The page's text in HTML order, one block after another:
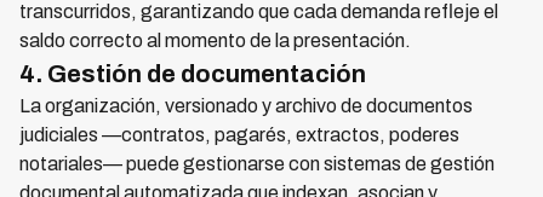
transcurridos, garantizando que cada demanda refleje el
saldo correcto al momento de la presentación.
4. Gestión de documentación
La organización, versionado y archivo de documentos
judiciales —contratos, pagarés, extractos, poderes
notariales— puede gestionarse con sistemas de gestión